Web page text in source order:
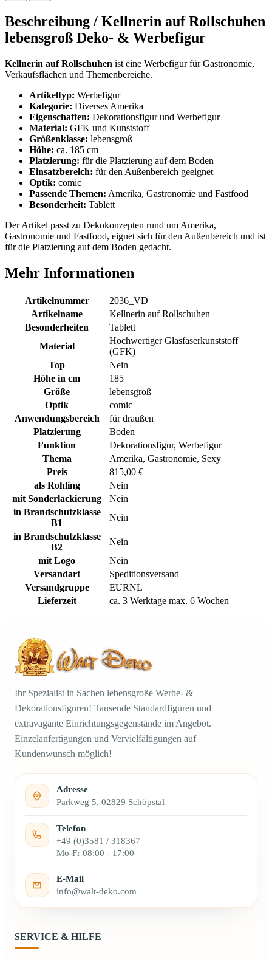
Beschreibung / Kellnerin auf Rollschuhen
lebensgroß Deko- & Werbefigur
Kellnerin auf Rollschuhen ist eine Werbefigur für Gastronomie,
Verkaufsflächen und Themenbereiche.
Artikeltyp: Werbefigur
Kategorie: Diverses Amerika
Eigenschaften: Dekorationsfigur und Werbefigur
Material: GFK und Kunststoff
Größenklasse: lebensgroß
Höhe: ca. 185 cm
Platzierung: für die Platzierung auf dem Boden
Einsatzbereich: für den Außenbereich geeignet
Optik: comic
Passende Themen: Amerika, Gastronomie und Fastfood
Besonderheit: Tablett
Der Artikel passt zu Dekokonzepten rund um Amerika,
Gastronomie und Fastfood, eignet sich für den Außenbereich und ist
für die Platzierung auf dem Boden gedacht.
Mehr Informationen
Artikelnummer
2036_VD
Artikelname
Kellnerin auf Rollschuhen
Besonderheiten
Tablett
Material
Hochwertiger Glasfaserkunststoff
(GFK)
Top
Nein
Höhe in cm
185
Größe
lebensgroß
Optik
comic
Anwendungsbereich
für draußen
Platzierung
Boden
Funktion
Dekorationsfigur, Werbefigur
Thema
Amerika, Gastronomie, Sexy
Preis
815,00 €
als Rohling
Nein
mit Sonderlackierung
Nein
in Brandschutzklasse
B1
Nein
in Brandschutzklasse
B2
Nein
mit Logo
Nein
Versandart
Speditionsversand
Versandgruppe
EURNL
Lieferzeit
ca. 3 Werktage max. 6 Wochen
Ihr Spezialist in Sachen lebensgroße Werbe- &
Dekorationsfiguren! Tausende Standardfiguren und
extravagante Einrichtungsgegenstände im Angebot.
Einzelanfertigungen und Vervielfältigungen auf
Kundenwunsch möglich!
Adresse
Parkweg 5, 02829 Schöpstal
Telefon
+49 (0)3581 / 318367
Mo-Fr 08:00 - 17:00
E-Mail
info@walt-deko.com
SERVICE & HILFE